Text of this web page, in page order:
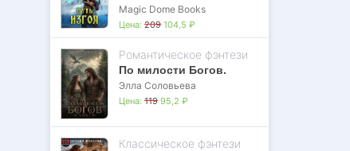
Magic Dome Books
Цена: 209 104,5 ₽
Романтическое фэнтези
По милости Богов.
Элла Соловьева
Цена: 119 95,2 ₽
Классическое фэнтези